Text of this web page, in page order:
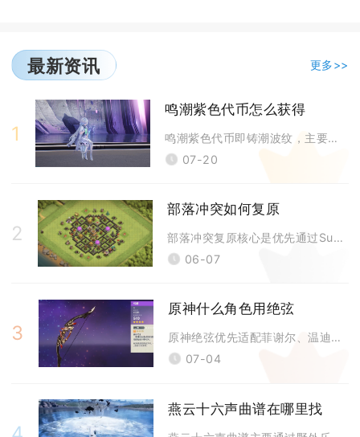
最新资讯 更多>>
1
鸣潮紫色代币怎么获得
鸣潮紫色代币即铸潮波纹，主要获取渠道分为星声直接兑换、珊瑚商店定期兑换
07-20
2
部落冲突如何复原
部落冲突复原核心是优先通过SupercellID直接恢复账号进度，未绑
06-07
3
原神什么角色用绝弦
原神绝弦优先适配菲谢尔、温迪，次选达达利亚、提纳里、九条裟罗、辅助流甘
07-04
燕云十六声曲谱在哪里找